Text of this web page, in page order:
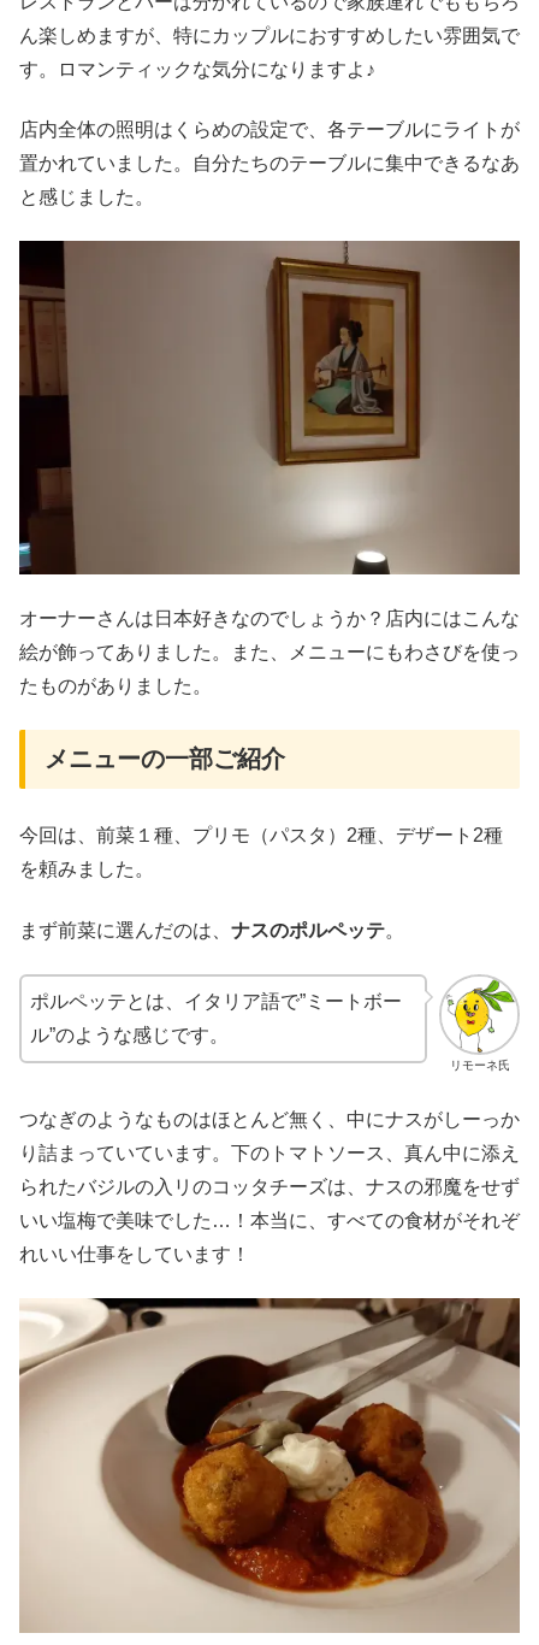
ん楽しめますが、特にカップルにおすすめしたい雰囲気で
す。ロマンティックな気分になりますよ♪
店内全体の照明はくらめの設定で、各テーブルにライトが
置かれていました。自分たちのテーブルに集中できるなあ
と感じました。
オーナーさんは日本好きなのでしょうか？店内にはこんな
絵が飾ってありました。また、メニューにもわさびを使っ
たものがありました。
メニューの一部ご紹介
今回は、前菜１種、プリモ（パスタ）2種、デザート2種
を頼みました。
まず前菜に選んだのは、 ナスのポルペッテ。
リモーネ氏
ポルペッテとは、イタリア語で”ミートボー
ル”のような感じです。
つなぎのようなものはほとんど無く、中にナスがしーっか
り詰まっていています。下のトマトソース、真ん中に添え
られたバジルの入リのコッタチーズは、ナスの邪魔をせず
いい塩梅で美味でした…！本当に、すべての食材がそれぞ
れいい仕事をしています！